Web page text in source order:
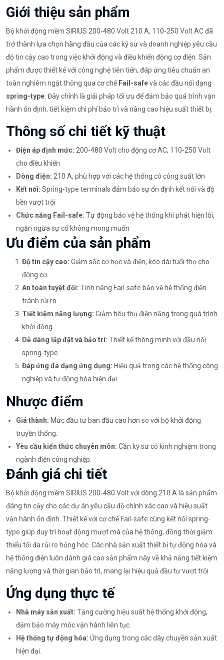
Giới thiệu sản phẩm
Bộ khởi động mềm SIRIUS 200-480 Volt 210 A, 110-250 Volt AC đã
trở thành lựa chọn hàng đầu của các kỹ sư và doanh nghiệp yêu cầu
độ tin cậy cao trong việc khởi động và điều khiển động cơ điện. Sản
phẩm được thiết kế với công nghệ tiên tiến, đáp ứng tiêu chuẩn an
toàn nghiêm ngặt thông qua cơ chế Fail-safevà các đầu nối dạng
spring-type . Đây chính là giải pháp tối ưu để đảm bảo quá trình vận
hành ổn định, tiết kiệm chi phí bảo trì và nâng cao hiệu suất thiết bị.
Thông số chi tiết kỹ thuật
Điện áp định mức: 200-480 Volt cho động cơ AC, 110-250 Volt
cho điều khiển
Dòng điện: 210 A, phù hợp với các hệ thống có công suất lớn
Kết nối: Spring-type terminals đảm bảo sự ổn định kết nối và độ
bền vượt trội
Chức năng Fail-safe: Tự động bảo vệ hệ thống khi phát hiện lỗi,
ngăn ngừa sự cố không mong muốn
Ưu điểm của sản phẩm
Độ tin cậy cao: Giảm sốc cơ học và điện, kéo dài tuổi thọ cho
động cơ.
An toàn tuyệt đối: Tính năng Fail-safe bảo vệ hệ thống điện
tránh rủi ro.
Tiết kiệm năng lượng: Giảm tiêu thụ điện năng trong quá trình
khởi động.
Dễ dàng lắp đặt và bảo trì: Thiết kế thông minh với đầu nối
spring-type.
Đáp ứng đa dạng ứng dụng: Hiệu quả trong các hệ thống công
nghiệp và tự động hóa hiện đại.
Nhược điểm
Giá thành: Mức đầu tư ban đầu cao hơn so với bộ khởi động
truyền thống.
Yêu cầu kiến thức chuyên môn: Cần kỹ sư có kinh nghiệm trong
ngành điện công nghiệp.
Đánh giá chi tiết
Bộ khởi động mềm SIRIUS 200-480 Volt với dòng 210 A là sản phẩm
đáng tin cậy cho các dự án yêu cầu độ chính xác cao và hiệu suất
vận hành ổn định. Thiết kế với cơ chế Fail-safe cùng kết nối spring-
type giúp duy trì hoạt động mượt mà của hệ thống, đồng thời giảm
thiểu tối đa rủi ro hỏng hóc. Các nhà sản xuất thiết bị tự động hóa và
hệ thống điện luôn đánh giá cao sản phẩm này về khả năng tiết kiệm
năng lượng và thời gian bảo trì, mang lại hiệu quả đầu tư vượt trội.
Ứng dụng thực tế
Nhà máy sản xuất: Tăng cường hiệu suất hệ thống khởi động,
đảm bảo máy móc vận hành liên tục.
Hệ thống tự động hóa: Ứng dụng trong các dây chuyền sản xuất
hiện đại.